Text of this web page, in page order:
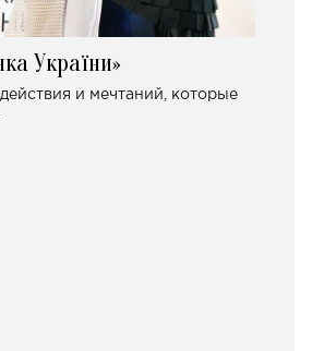
України»
и мечтаний, которые